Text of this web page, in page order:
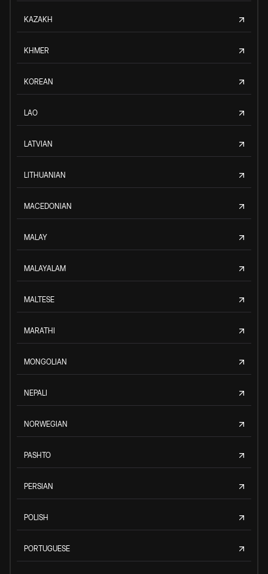
KAZAKH
KHMER
KOREAN
LAO
LATVIAN
LITHUANIAN
MACEDONIAN
MALAY
MALAYALAM
MALTESE
MARATHI
MONGOLIAN
NEPALI
NORWEGIAN
PASHTO
PERSIAN
POLISH
PORTUGUESE